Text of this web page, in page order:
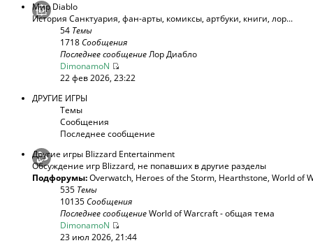
Мир Diablo
История Санктуария, фан-арты, комиксы, артбуки, книги, лор...
54 Темы
1718Сообщения
Последнее сообщениеЛор Диабло
DimonamoN
22 фев 2026, 23:22
ДРУГИЕ ИГРЫ
Темы
Сообщения
Последнее сообщение
Другие игры Blizzard Entertainment
Обсуждение игр Blizzard, не попавших в другие разделы
Подфорумы:Overwatch, Heroes of the Storm, Hearthstone, World of
535 Темы
10135Сообщения
Последнее сообщениеWorld of Warcraft - общая тема
DimonamoN
23 июл 2026, 21:44